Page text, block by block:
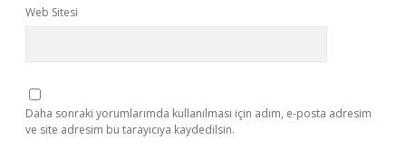
Web Sitesi
Daha sonraki yorumlarımda kullanılması için adım, e-posta adresim
ve site adresim bu tarayıcıya kaydedilsin.